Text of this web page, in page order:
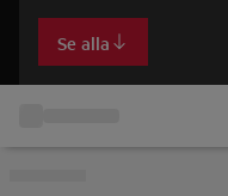
Se alla